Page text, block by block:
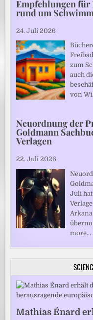
Empfehlungen
rund um
24. Juli 2026
zum
auch
von
Neuordnung der
Goldmann
Verlagen
22. Juli 2026
Juli
more…
Mathias Énard